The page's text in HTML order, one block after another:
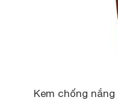
Kem chống nắng